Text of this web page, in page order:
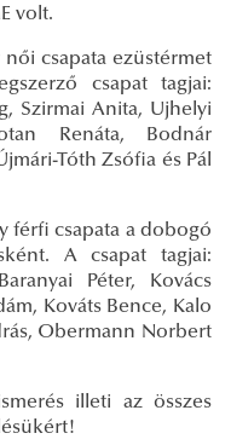
volt.
női csapata ezüstérmet
csapat tagjai:
Szirmai Anita, Ujhelyi
Renáta, Bodnár
Tóth Zsófia és Pál
férfi csapata a dobogó
A csapat tagjai:
Péter, Kovács
Kováts Bence, Kalo
Obermann Norbert
illeti az összes